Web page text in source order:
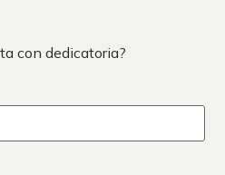
con dedicatoria?